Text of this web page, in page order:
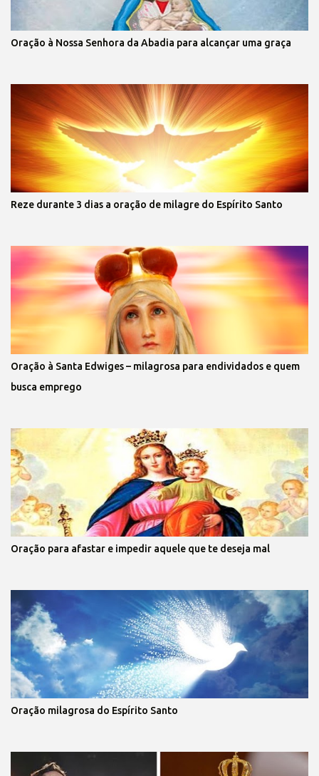
Oração à Nossa Senhora da Abadia para alcançar uma graça
Reze durante 3 dias a oração de milagre do Espírito Santo
Oração à Santa Edwiges – milagrosa para endividados e quem
busca emprego
Oração para afastar e impedir aquele que te deseja mal
Oração milagrosa do Espírito Santo